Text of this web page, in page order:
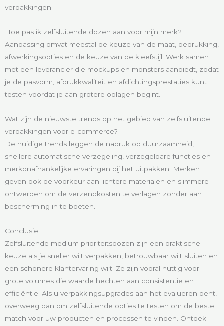
verpakkingen.
Hoe pas ik zelfsluitende dozen aan voor mijn merk?
Aanpassing omvat meestal de keuze van de maat, bedrukking,
afwerkingsopties en de keuze van de kleefstijl. Werk samen
met een leverancier die mockups en monsters aanbiedt, zodat
je de pasvorm, afdrukkwaliteit en afdichtingsprestaties kunt
testen voordat je aan grotere oplagen begint.
Wat zijn de nieuwste trends op het gebied van zelfsluitende
verpakkingen voor e-commerce?
De huidige trends leggen de nadruk op duurzaamheid,
snellere automatische verzegeling, verzegelbare functies en
merkonafhankelijke ervaringen bij het uitpakken. Merken
geven ook de voorkeur aan lichtere materialen en slimmere
ontwerpen om de verzendkosten te verlagen zonder aan
bescherming in te boeten.
Conclusie
Zelfsluitende medium prioriteitsdozen zijn een praktische
keuze als je sneller wilt verpakken, betrouwbaar wilt sluiten en
een schonere klantervaring wilt. Ze zijn vooral nuttig voor
grote volumes die waarde hechten aan consistentie en
efficiëntie. Als u verpakkingsupgrades aan het evalueren bent,
overweeg dan om zelfsluitende opties te testen om de beste
match voor uw producten en processen te vinden. Ontdek